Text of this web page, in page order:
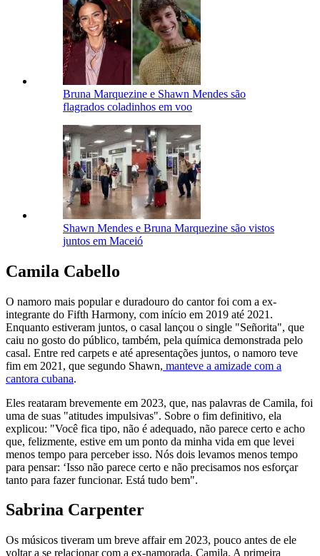
Bruna Marquezine e Shawn Mendes são
flagrados coladinhos em voo
Shawn Mendes e Bruna Marquezine são vistos
juntos em Maceió
Camila Cabello
O namoro mais popular e duradouro do cantor foi com a ex-
integrante do Fifth Harmony, com início em 2019 até 2021.
Enquanto estiveram juntos, o casal lançou o single "Señorita", que
caiu no gosto do público, também, pela química demonstrada pelo
casal. Entre red carpets e até apresentações juntos, o namoro teve
fim em 2021, que segundo Shawn, manteve a amizade com a
cantora cubana.
Eles reataram brevemente em 2023, que, nas palavras de Camila, foi
uma de suas "atitudes impulsivas". Sobre o fim definitivo, ela
explicou: "Você fica tipo, não é adequado, não parece certo e acho
que, felizmente, estive em um ponto da minha vida em que levei
menos tempo para perceber isso. Nós dois levamos menos tempo
para pensar: ‘Isso não parece certo e não precisamos nos esforçar
tanto para fazer funcionar. Está tudo bem".
Sabrina Carpenter
Os músicos tiveram um breve affair em 2023, pouco antes de ele
voltar a se relacionar com a ex-namorada, Camila. A primeira